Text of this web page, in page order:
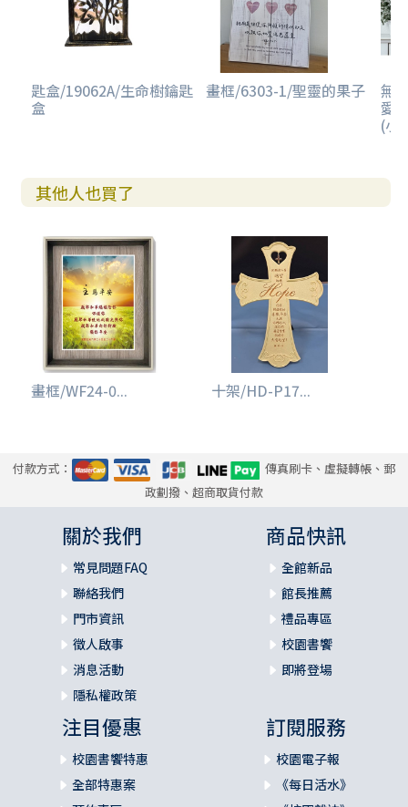
匙盒/19062A/生命樹鑰匙
盒
畫框/6303-1/聖靈的果子 無
愛
(小
其他人也買了
畫框/WF24-0... 十架/HD-P17...
付款方式：
傳真刷卡、虛擬轉帳、郵
政劃撥、超商取貨付款
關於我們
常見問題FAQ
聯絡我們
門市資訊
徵人啟事
消息活動
隱私權政策
商品快訊
全館新品
館長推薦
禮品專區
校園書饗
即將登場
注目優惠
校園書饗特惠
全部特惠案
訂閱服務
校園電子報
《每日活水》